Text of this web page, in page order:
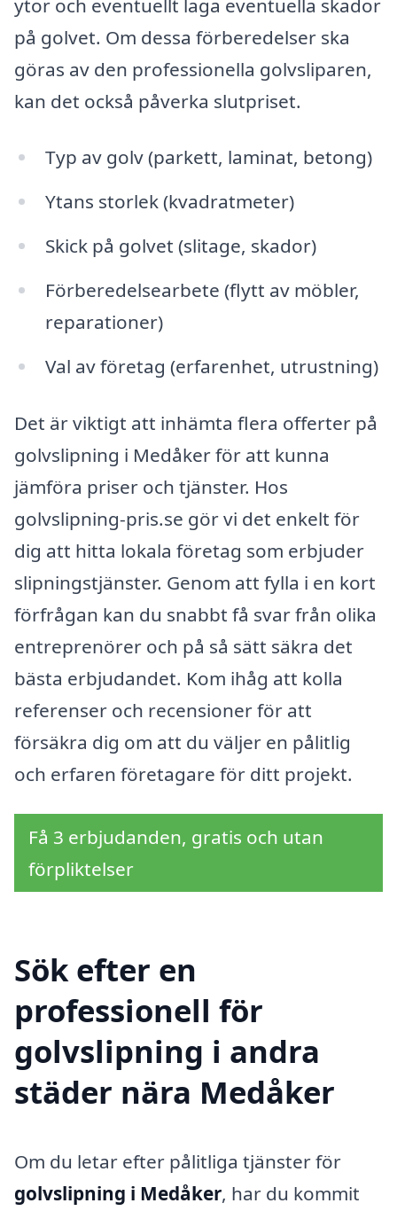
ytor och eventuellt laga eventuella skador
på golvet. Om dessa förberedelser ska
göras av den professionella golvsliparen,
kan det också påverka slutpriset.
Typ av golv (parkett, laminat, betong)
Ytans storlek (kvadratmeter)
Skick på golvet (slitage, skador)
Förberedelsearbete (flytt av möbler,
reparationer)
Val av företag (erfarenhet, utrustning)
Det är viktigt att inhämta flera offerter på
golvslipning i Medåker för att kunna
jämföra priser och tjänster. Hos
golvslipning-pris.se gör vi det enkelt för
dig att hitta lokala företag som erbjuder
slipningstjänster. Genom att fylla i en kort
förfrågan kan du snabbt få svar från olika
entreprenörer och på så sätt säkra det
bästa erbjudandet. Kom ihåg att kolla
referenser och recensioner för att
försäkra dig om att du väljer en pålitlig
och erfaren företagare för ditt projekt.
Få 3 erbjudanden, gratis och utan
förpliktelser
Sök efter en
professionell för
golvslipning i andra
städer nära Medåker
Om du letar efter pålitliga tjänster för
golvslipning i Medåker, har du kommit